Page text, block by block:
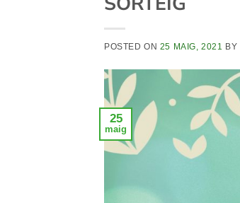
POSTED ON 25 MAIG, 2021 BY
25
maig